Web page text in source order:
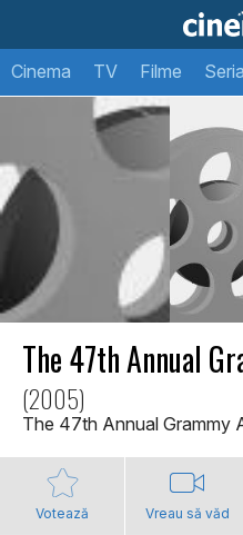
Cinema TV Filme
The 47th Annual
(2005)
The 47th Annual Grammy
Votează Vreau să văd